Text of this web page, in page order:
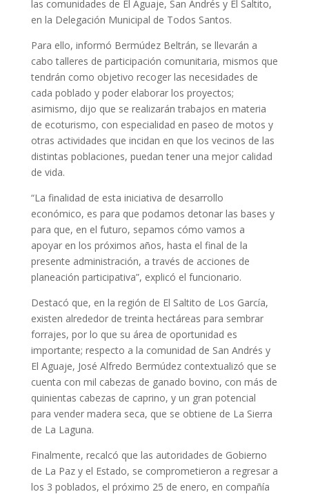
las comunidades de El Aguaje, San Andrés y El Saltito,
en la Delegación Municipal de Todos Santos.
Para ello, informó Bermúdez Beltrán, se llevarán a
cabo talleres de participación comunitaria, mismos que
tendrán como objetivo recoger las necesidades de
cada poblado y poder elaborar los proyectos;
asimismo, dijo que se realizarán trabajos en materia
de ecoturismo, con especialidad en paseo de motos y
otras actividades que incidan en que los vecinos de las
distintas poblaciones, puedan tener una mejor calidad
de vida.
“La finalidad de esta iniciativa de desarrollo
económico, es para que podamos detonar las bases y
para que, en el futuro, sepamos cómo vamos a
apoyar en los próximos años, hasta el final de la
presente administración, a través de acciones de
planeación participativa”, explicó el funcionario.
Destacó que, en la región de El Saltito de Los García,
existen alrededor de treinta hectáreas para sembrar
forrajes, por lo que su área de oportunidad es
importante; respecto a la comunidad de San Andrés y
El Aguaje, José Alfredo Bermúdez contextualizó que se
cuenta con mil cabezas de ganado bovino, con más de
quinientas cabezas de caprino, y un gran potencial
para vender madera seca, que se obtiene de La Sierra
de La Laguna.
Finalmente, recalcó que las autoridades de Gobierno
de La Paz y el Estado, se comprometieron a regresar a
los 3 poblados, el próximo 25 de enero, en compañía